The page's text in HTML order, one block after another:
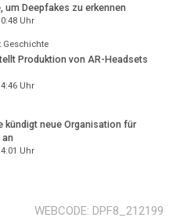
um Deepfakes zu erkennen
Uhr
Geschichte
Produktion von AR-Headsets
Uhr
kündigt neue Organisation für
an
Uhr
WEBCODE DPF8_212199